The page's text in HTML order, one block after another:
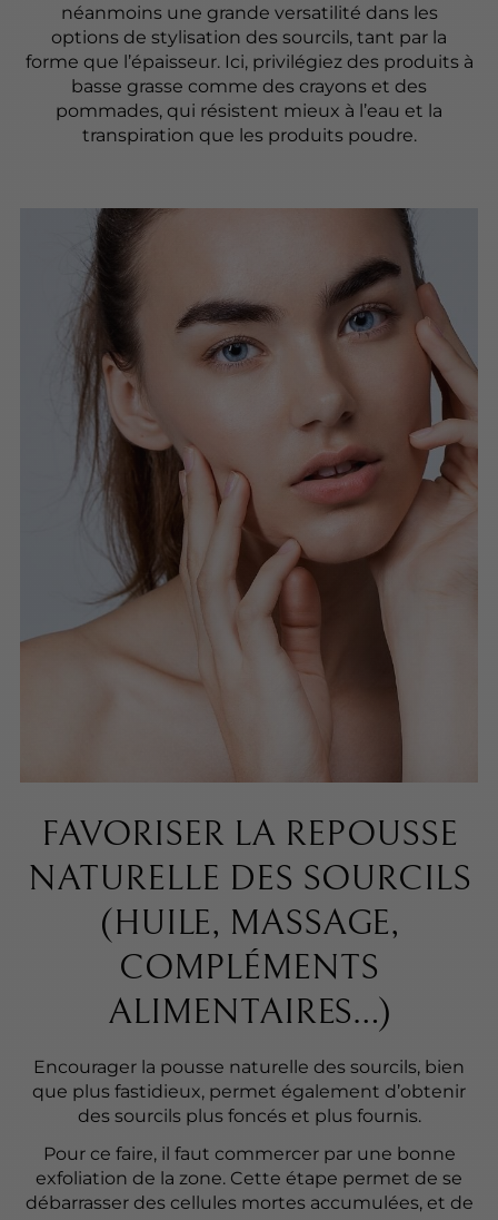
néanmoins une grande versatilité dans les
options de stylisation des sourcils, tant par la
forme que l’épaisseur. Ici, privilégiez des produits à
basse grasse comme des crayons et des
pommades, qui résistent mieux à l’eau et la
transpiration que les produits poudre.
FAVORISER LA REPOUSSE
NATURELLE DES SOURCILS
(HUILE, MASSAGE,
COMPLÉMENTS
ALIMENTAIRES…)
Encourager la pousse naturelle des sourcils, bien
que plus fastidieux, permet également d’obtenir
des sourcils plus foncés et plus fournis.
Pour ce faire, il faut commercer par une bonne
exfoliation de la zone. Cette étape permet de se
débarrasser des cellules mortes accumulées, et de